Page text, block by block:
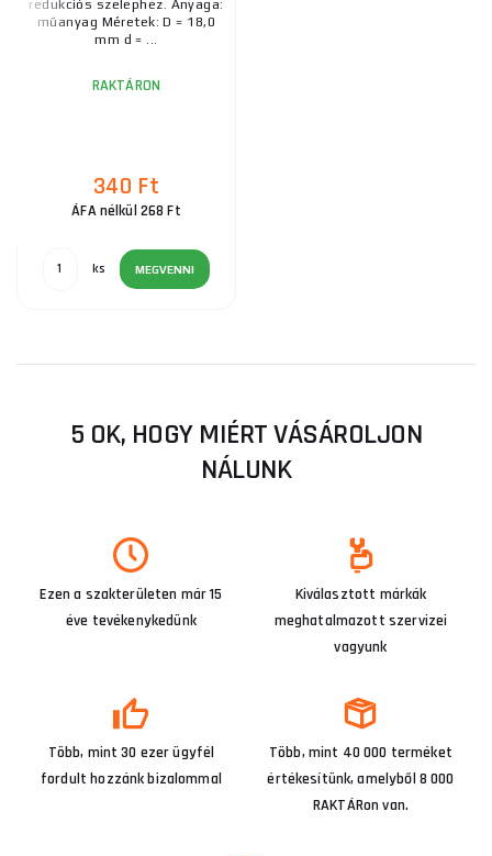
redukciós szelephez. Anyaga:
műanyag Méretek: D = 18,0
mm d = ...
RAKTÁRON
340 Ft
ÁFA nélkül 268 Ft
ks MEGVENNI
5 OK, HOGY MIÉRT VÁSÁROLJON
NÁLUNK
Ezen a szakterületen már 15
éve tevékenykedünk
Kiválasztott márkák
meghatalmazott szervizei
vagyunk
Több, mint 30 ezer ügyfél
fordult hozzánk bizalommal
Több, mint 40 000 terméket
értékesítünk, amelyből 8 000
RAKTÁRon van.